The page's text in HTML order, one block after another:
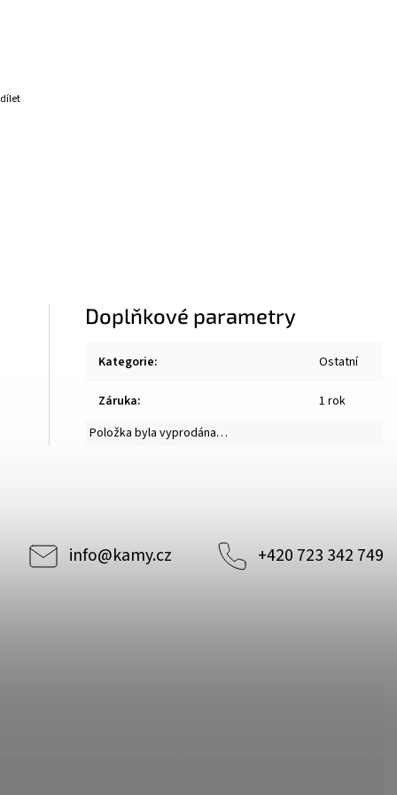
Doplňkové parametry
Kategorie: Ostatní
Záruka:
1 rok
Položka byla vyprodána…
info@kamy.cz +420 723 342 749